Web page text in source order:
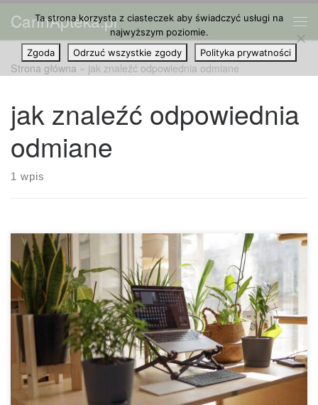
Przejdź do treści
CannApteka.pl
Strona główna » jak znaleźć odpowiednia odmiane
jak znaleźć odpowiednia
odmiane
1 wpis
Jak znaleźć najlepszą odmianę dla siebie? „Sativa na
pobudzenie, indica na sen” – prawdopodobnie jest to jedna
z rzeczy, którą większość osób się uczy. Jednak jest to dość
ograniczona informacja, aby określić efekty danej odmiany.
W zależności od odmiany i własnej biochemii, sativa może
sprawić, że będziesz ziewać na kanapie […]
Ta strona korzysta z ciasteczek aby świadczyć usługi na
najwyższym poziomie.
Zgoda
Odrzuć wszystkie zgody Polityka prywatności